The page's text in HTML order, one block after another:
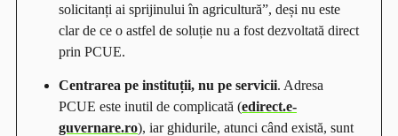
solicitanți ai sprijinului în agricultură”, deși nu este
clar de ce o astfel de soluție nu a fost dezvoltată direct
prin PCUE.
Centrarea pe instituții, nu pe servicii. Adresa
PCUE este inutil de complicată (edirect.e-
guvernare.ro), iar ghidurile, atunci când există, sunt